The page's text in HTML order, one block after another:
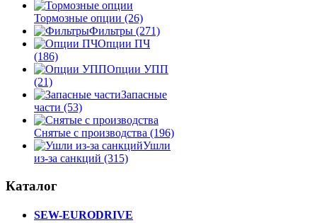
Тормозные опции (26)
Фильтры (271)
Опции ПЧ
(186)
Опции УПП
(21)
Запасные
части (53)
Снятые с производства (196)
Ушли
из-за санкций (315)
Каталог
SEW-EURODRIVE